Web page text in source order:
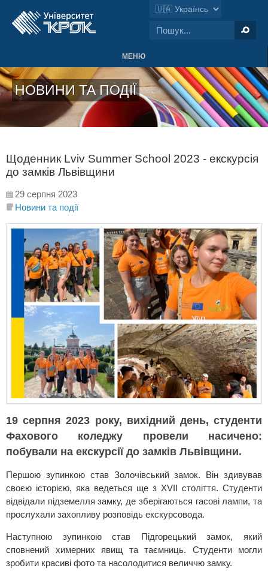
МЕНЮ
НОВИНИ ТА ПОДІЇ
Щоденник Lviv Summer School 2023 - екскурсія
до замків Львівщини
29 серпня 2023
Новини та події
19 серпня 2023 року, вихідний день, студенти
Фахового коледжу провели насичено:
побували на екскурсії до замків Львівщини.
Першою зупинкою став Золочівський замок. Він здивував
своєю історією, яка ведеться ще з XVII століття. Студенти
відвідали підземелля замку, де зберігаються гасові лампи, та
прослухали захопливу розповідь екскурсовода.
Наступною зупинкою став Підгорецький замок, який
сповнений химерних явищ та таємниць. Студенти могли
зробити красиві фото та насолодитися величчю замку.